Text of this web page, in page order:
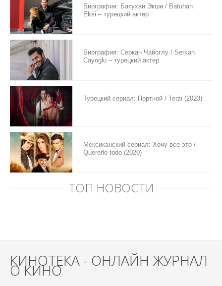
Биография: Батухан Экши / Batuhan
Eksi – турецкий актер
Биография: Серкан Чайоглу / Serkan
Cayoglu – турецкий актер
Турецкий сериал: Портной / Terzi (2023)
Мексиканский сериал: Хочу все это /
Quererlo todo (2020)
ТОП НОВОСТИ
КИНОТЕКА - ОНЛАЙН ЖУРНАЛ
О КИНО